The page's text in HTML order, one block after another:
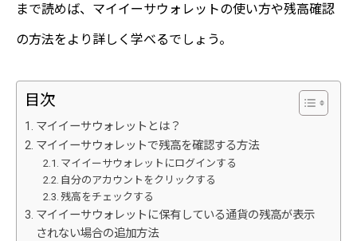
まで読めば、マイイーサウォレットの使い方や残高確認
の方法をより詳しく学べるでしょう。
目次
マイイーサウォレットとは？
マイイーサウォレットで残高を確認する方法
マイイーサウォレットにログインする
自分のアカウントをクリックする
残高をチェックする
マイイーサウォレットに保有している通貨の残高が表示
されない場合の追加方法